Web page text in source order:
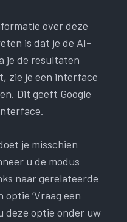
over deze
is dat je de AI-
je de resultaten
zie je een interface
Dit geeft Google
je misschien
u de modus
naar gerelateerde
optie ‘Vraag een
deze optie onder uw